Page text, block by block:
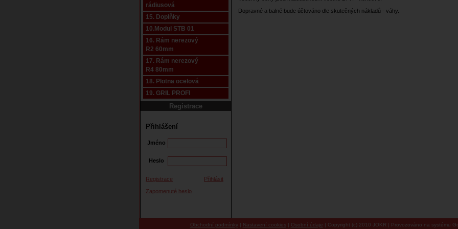
rádiusová
15. Doplňky
10.Modul STB 01
16. Rám nerezový
R2 60mm
17. Rám nerezový
R4 80mm
18. Plotna ocelová
19. GRIL PROFI
Registrace
Přihlášení
Jméno
Heslo
Registrace
Přihlásit
Zapomenuté heslo
Dopravné a balné bude účtováno dle skutečných nákladů - váhy.
Obchodní podmínky| Nastavení cookies | Osobní údaje | Copyright (c) 2010 JOKR | Provozováno na systému